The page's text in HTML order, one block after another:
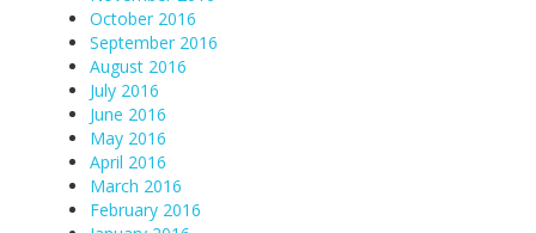
October 2016
September 2016
August 2016
July 2016
June 2016
May 2016
April 2016
March 2016
February 2016